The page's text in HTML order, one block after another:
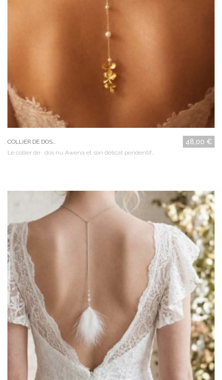
COLLIER DE DOS... 48,00 €
Le collier de dos nu Awena et son délicat pendentif...